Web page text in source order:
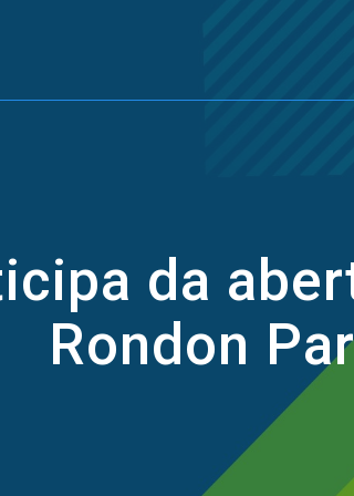
da
Rondon